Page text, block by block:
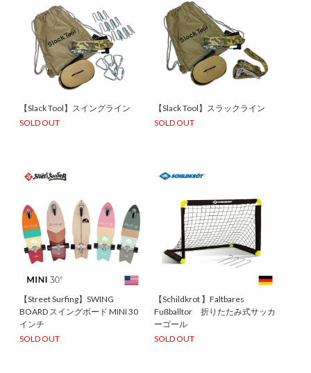
【Slack Tool】スイングライン
SOLD OUT
【Slack Tool】スラックライン
SOLD OUT
【Street Surfing】SWING
BOARD スイングボード MINI 30
インチ
SOLD OUT
【Schildkrot 】Faltbares
Fußballtor 折りたたみ式サッカ
ーゴール
SOLD OUT